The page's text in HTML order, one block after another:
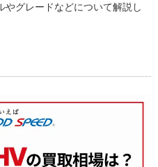
やグレードなどについて解説し